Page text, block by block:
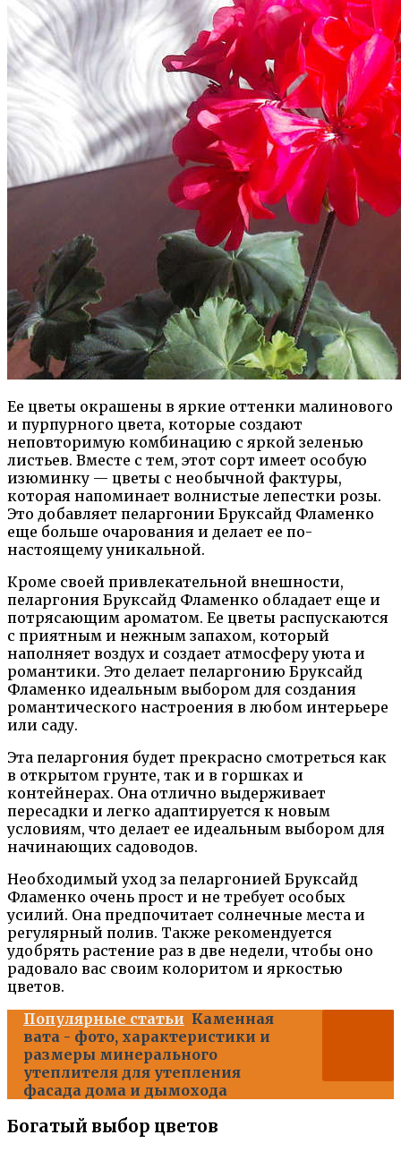
Ее цветы окрашены в яркие оттенки малинового
и пурпурного цвета, которые создают
неповторимую комбинацию с яркой зеленью
листьев. Вместе с тем, этот сорт имеет особую
изюминку — цветы с необычной фактуры,
которая напоминает волнистые лепестки розы.
Это добавляет пеларгонии Бруксайд Фламенко
еще больше очарования и делает ее по-
настоящему уникальной.
Кроме своей привлекательной внешности,
пеларгония Бруксайд Фламенко обладает еще и
потрясающим ароматом. Ее цветы распускаются
с приятным и нежным запахом, который
наполняет воздух и создает атмосферу уюта и
романтики. Это делает пеларгонию Бруксайд
Фламенко идеальным выбором для создания
романтического настроения в любом интерьере
или саду.
Эта пеларгония будет прекрасно смотреться как
в открытом грунте, так и в горшках и
контейнерах. Она отлично выдерживает
пересадки и легко адаптируется к новым
условиям, что делает ее идеальным выбором для
начинающих садоводов.
Необходимый уход за пеларгонией Бруксайд
Фламенко очень прост и не требует особых
усилий. Она предпочитает солнечные места и
регулярный полив. Также рекомендуется
удобрять растение раз в две недели, чтобы оно
радовало вас своим колоритом и яркостью
цветов.
Популярные статьи Каменная
вата - фото, характеристики и
размеры минерального
утеплителя для утепления
фасада дома и дымохода
Богатый выбор цветов